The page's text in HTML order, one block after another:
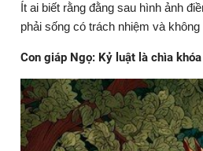
Ít ai biết rằng đằng sau hình ảnh
phải sống có trách nhiệm và
Con giáp Ngọ: Kỷ luật là chìa